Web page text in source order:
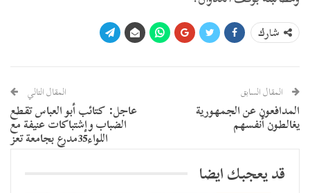
شارك
المقال السابق
المدافعون عن الجمهورية
يغالطون أنفسهم
المقال التالي
عاجل: كتائب أبو العباس تقطع
الضباب وإشتباكات عنيفة مع
اللواء35مدرع بجامعة تعز
قد يعجبك ايضا